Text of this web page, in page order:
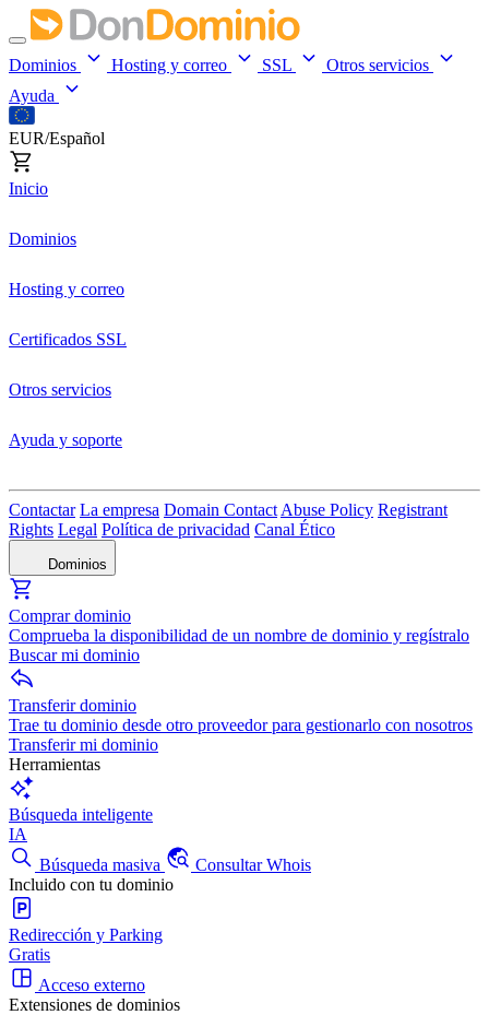
Dominios Hosting y correo SSL
Otros servicios
Ayuda
EUR/Español
Inicio
Dominios
Hosting y correo
Certificados SSL
Otros servicios
Ayuda y soporte
Contactar La empresa Domain Contact Abuse Policy Registrant
Rights Legal Política de privacidad Canal Ético
Dominios
Comprar dominio
Comprueba la disponibilidad de un nombre de dominio y regístralo
Buscar mi dominio
Transferir dominio
Trae tu dominio desde otro proveedor para gestionarlo con nosotros
Transferir mi dominio
Herramientas
Búsqueda inteligente
IA
Búsqueda masiva
Consultar Whois
Incluido con tu dominio
Redirección y Parking
Gratis
Acceso externo
Extensiones de dominios